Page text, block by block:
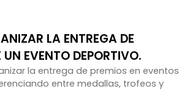
LA ENTREGA DE
UN EVENTO DEPORTIVO.
la entrega de premios en eventos
entre medallas, trofeos y